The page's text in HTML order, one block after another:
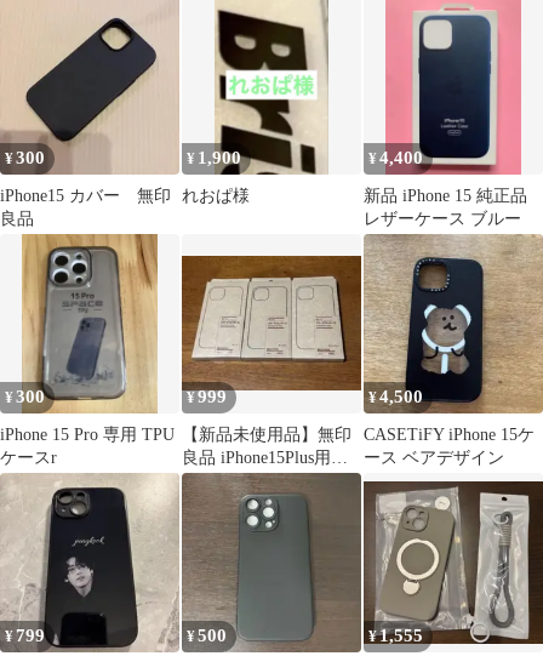
¥300
iPhone15 カバー 無印
良品
¥ 1,900
れおぱ様
¥4,400
新品 iPhone 15 純正品
レザーケース ブルー
¥300
iPhone 15 Pro 専用 TPU
ケースr
¥999
【新品未使用品】無印
良品 iPhone15Plus用ケ
ース 3個セット
¥4,500
CASETiFY iPhone 15ケ
ース ベアデザイン
¥ 799 ¥500 ¥1,555